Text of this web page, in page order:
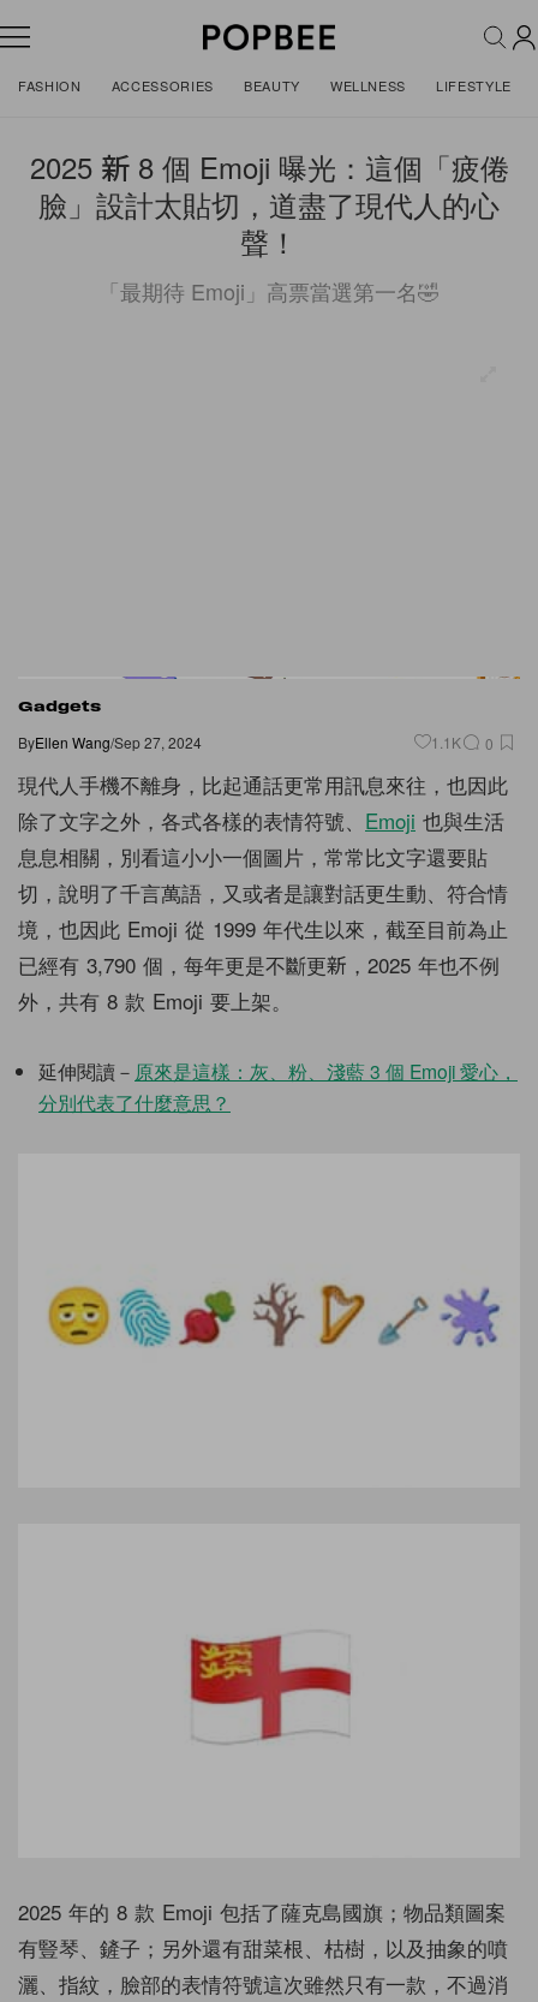
FASHION ACCESSORIES BEAUTY WELLNESS LIFESTYLE
2025 新 8 個 Emoji 曝光：這個「疲倦
臉」設計太貼切，道盡了現代人的心
聲！
「最期待 Emoji」高票當選第一名🤣
Gadgets
ByEllen Wang/Sep 27, 2024 1.1K 0
現代人手機不離身，比起通話更常用訊息來往，也因此
除了文字之外，各式各樣的表情符號、 Emoji 也與生活
息息相關，別看這小小一個圖片，常常比文字還要貼
切，說明了千言萬語，又或者是讓對話更生動、符合情
境，也因此 Emoji 從 1999 年代生以來，截至目前為止
已經有 3,790 個，每年更是不斷更新，2025 年也不例
外，共有 8 款 Emoji 要上架。
延伸閱讀－ 原來是這樣：灰、粉、淺藍 3 個 Emoji 愛心，
分別代表了什麼意思？
2025 年的 8 款 Emoji 包括了薩克島國旗；物品類圖案
有豎琴、鏟子；另外還有甜菜根、枯樹，以及抽象的噴
灑、指紋，臉部的表情符號這次雖然只有一款，不過消